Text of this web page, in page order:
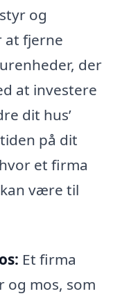
og
at fjerne
der
at investere
dit hus’
på dit
et firma
være til
Et firma
og mos, som